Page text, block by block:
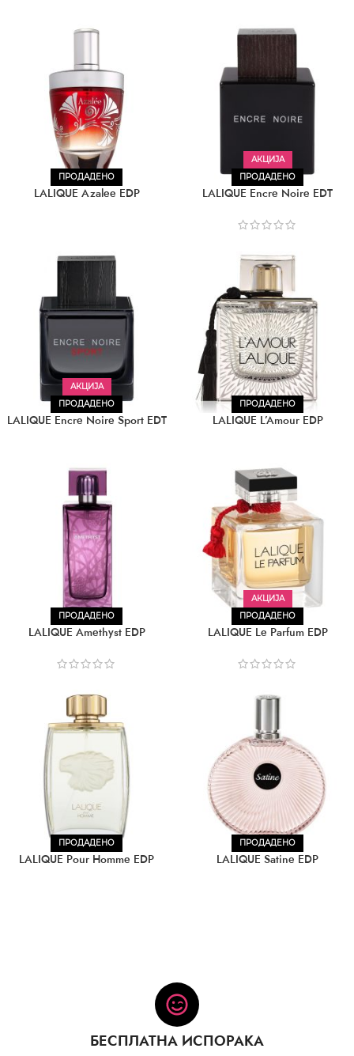
ПРОДАДЕНО
LALIQUE Azalee EDP
АКЦИЈА
ПРОДАДЕНО
LALIQUE Encre Noire EDT
АКЦИЈА
ПРОДАДЕНО
LALIQUE Encre Noire Sport EDT
ПРОДАДЕНО
LALIQUE L’Amour EDP
ПРОДАДЕНО
LALIQUE Amethyst EDP
АКЦИЈА
ПРОДАДЕНО
LALIQUE Le Parfum EDP
ПРОДАДЕНО
LALIQUE Pour Homme EDP
ПРОДАДЕНО
LALIQUE Satine EDP
БЕСПЛАТНА ИСПОРАКА